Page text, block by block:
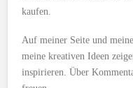
kaufen.
Auf meiner Seite und
meine kreativen Ideen
inspirieren. Über